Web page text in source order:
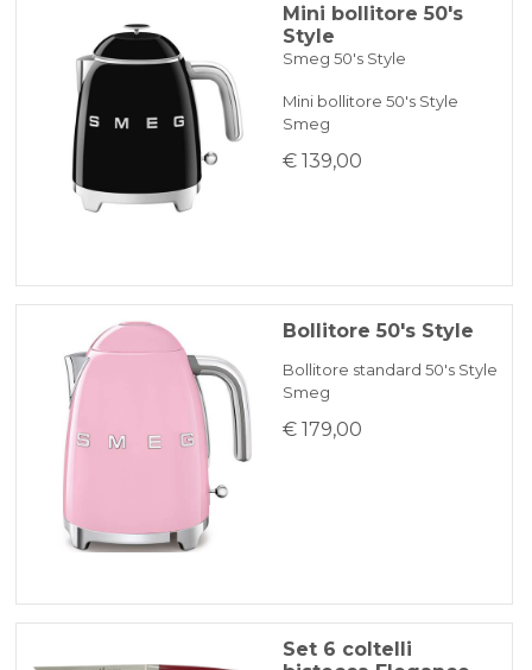
Mini bollitore 50's
Style
Smeg 50's Style
Mini bollitore 50's Style
Smeg
€ 139,00
Bollitore 50's Style
Bollitore standard 50's Style
Smeg
€ 179,00
Set 6 coltelli